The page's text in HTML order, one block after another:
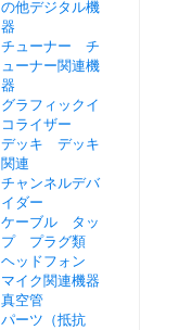
の他デジタル機
器
チューナー チ
ューナー関連機
器
グラフィックイ
コライザー
デッキ デッキ
関連
チャンネルデバ
イダー
ケーブル タッ
プ プラグ類
ヘッドフォン
マイク関連機器
真空管
パーツ（抵抗